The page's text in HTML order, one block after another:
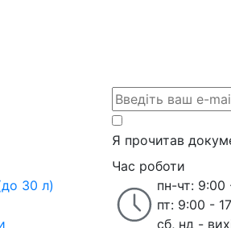
Я прочитав
30 л)
Час роботи
пн-чт: 9:00
пт: 9:00 -
сб, нд -